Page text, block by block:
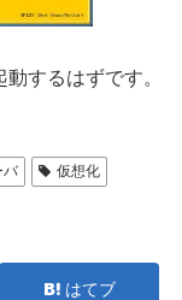
するはずです。
バ 仮想化
はてブ